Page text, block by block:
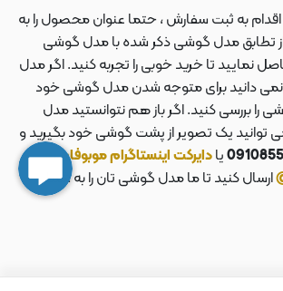
اقدام به ثبت سفارش ، حتما عنوان محصول را به
تطابق مدل گوشی ذکر شده با مدل گوشی
نمایید تا خرید خوبی را تجربه کنید. اگر مدل
دانید برای متوجه شدن مدل گوشی خود
را بررسی کنید. اگر باز هم نتوانستید مدل
توانید یک تصویر از پشت گوشی خود بگیرید و
یادایرکت اینستاگرام موبوفان به
ارسال کنید تا ما مدل گوشی تان را به شما